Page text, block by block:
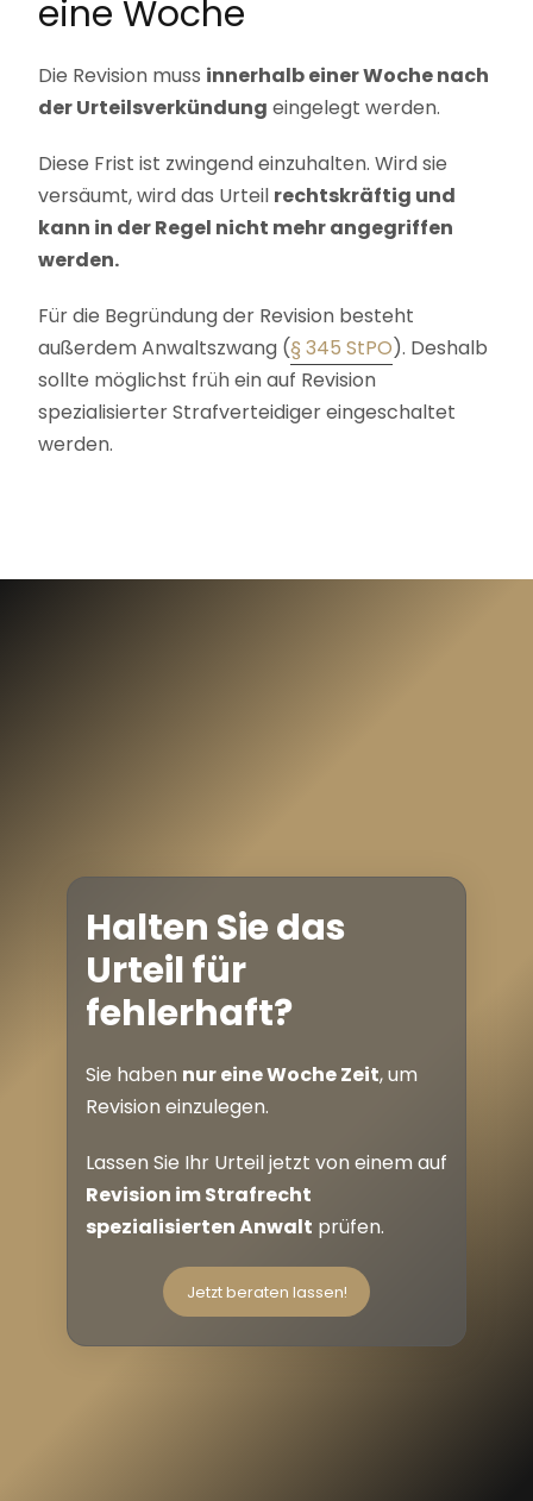
eine Woche
Die Revision muss innerhalb einer Woche nach
der Urteilsverkündung eingelegt werden.
Diese Frist ist zwingend einzuhalten. Wird sie
versäumt, wird das Urteil rechtskräftig und
kann in der Regel nicht mehr angegriffen
werden.
Für die Begründung der Revision besteht
außerdem Anwaltszwang (§ 345 StPO). Deshalb
sollte möglichst früh ein auf Revision
spezialisierter Strafverteidiger eingeschaltet
werden.
Halten Sie das
Urteil für
fehlerhaft?
Sie haben nur eine Woche Zeit, um
Revision einzulegen.
Lassen Sie Ihr Urteil jetzt von einem auf
Revision im Strafrecht
spezialisierten Anwalt prüfen.
Jetzt beraten lassen!